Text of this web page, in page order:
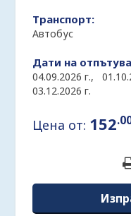
Транспорт:
Автобус
Дати на
04.09.2026 г.,
03.12.2026 г.
Цена от: 152